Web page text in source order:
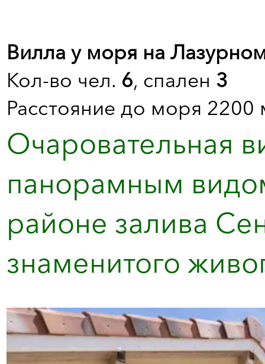
Вилла у моря на
Кол-во чел. 6, спален 3
Расстояние до моря 2200
Очаровательная
панорамным
районе залива
знаменитого